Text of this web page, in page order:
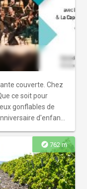
couverte. Chez
ce soit pour
gonflables de
d'enfant
explore 762 m